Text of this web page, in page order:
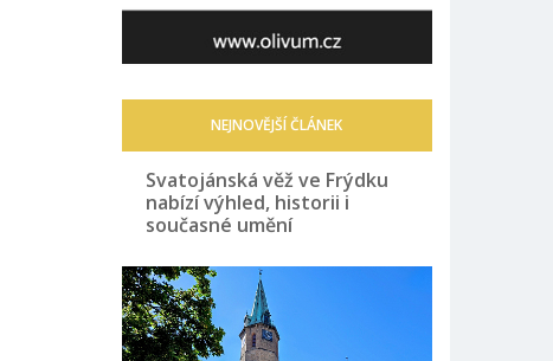
NEJNOVĚJŠÍ ČLÁNEK
Svatojánská věž ve Frýdku
nabízí výhled, historii i
současné umění